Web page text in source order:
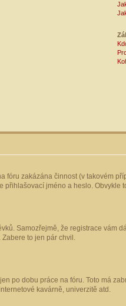
zakázána činnost (v takovém
jméno a heslo.
Samozřejmě, že registrace
to jen pár chvil.
po dobu práce na fóru. Toto má
kavárně, univerzitě atd.